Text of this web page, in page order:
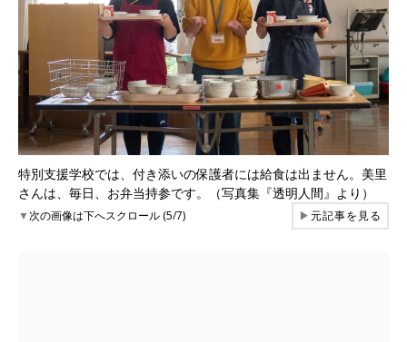
特別支援学校では、付き添いの保護者には給食は出ません。美里
さんは、毎日、お弁当持参です。（写真集『透明人間』より）
▼次の画像は下へスクロール (5/7) ▶元記事を見る